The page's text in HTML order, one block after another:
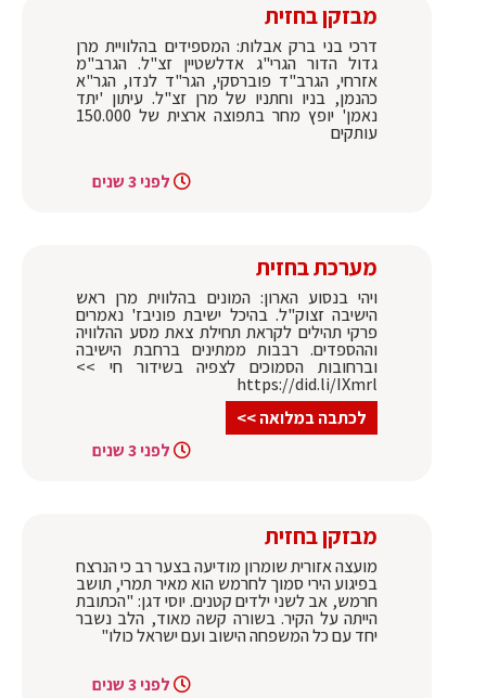
מבזקן בחזית
דרכי בני ברק אבלות: ‏המספידים בהלוויית מרן
גדול הדור הגרי"ג אדלשטיין זצ"ל. הגרב"מ
אזרחי, הגרב"ד פוברסקי, הגר"ד לנדו, הגר"א
כהנמן, בניו וחתניו של מרן זצ"ל. עיתון 'יתד
נאמן' יופץ מחר בתפוצה ארצית של 150.000
עותקים
לפני 3 שנים
מערכת בחזית
ויהי בנסוע הארון: המונים בהלווית מרן ראש
הישיבה זצוק"ל. בהיכל ישיבת פוניבז' נאמרים
פרקי תהילים לקראת תחילת צאת מסע ההלוויה
וההספדים. רבבות ממתינים ברחבת הישיבה
וברחובות הסמוכים לצפיה בשידור חי >>
https://did.li/IXmrl
לכתבה במלואה >>
לפני 3 שנים
מבזקן בחזית
מועצה אזורית שומרון מודיעה בצער רב כי הנרצח
בפיגוע הירי סמוך לחרמש הוא מאיר תמרי, תושב
חרמש, אב לשני ילדים קטנים. יוסי דגן: "הכתובת
הייתה על הקיר. בשורה קשה מאוד, הלב נשבר
יחד עם כל המשפחה הישוב ועם ישראל כולו"
לפני 3 שנים